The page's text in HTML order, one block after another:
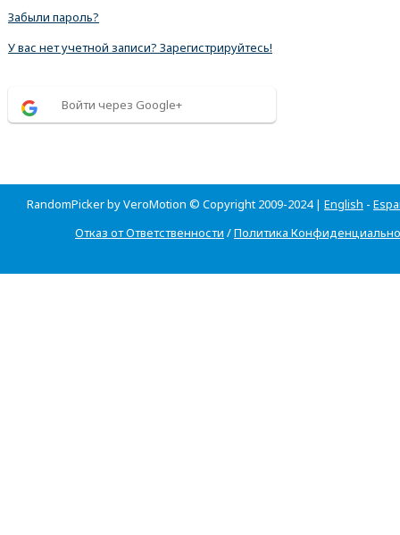
Забыли пароль?
У вас нет учетной записи? Зарегистрируйтесь!
Войти через Google+
RandomPicker by VeroMotion © Copyright 2009-2024 | English -
Отказ от Ответственности /Политика